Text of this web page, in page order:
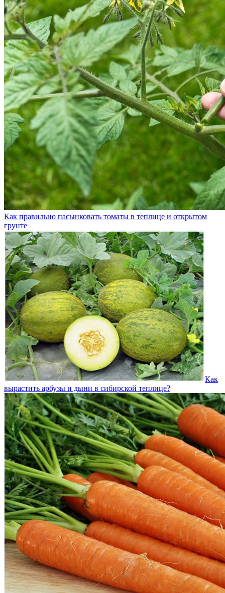
Как правильно пасынковать томаты в теплице и открытом
грунте
Как
вырастить арбузы и дыни в сибирской теплице?